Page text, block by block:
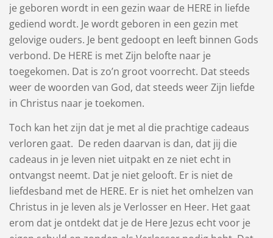
je geboren wordt in een gezin waar de HERE in liefde
gediend wordt. Je wordt geboren in een gezin met
gelovige ouders. Je bent gedoopt en leeft binnen Gods
verbond. De HERE is met Zijn belofte naar je
toegekomen. Dat is zo’n groot voorrecht. Dat steeds
weer de woorden van God, dat steeds weer Zijn liefde
in Christus naar je toekomen.
Toch kan het zijn dat je met al die prachtige cadeaus
verloren gaat. De reden daarvan is dan, dat jij die
cadeaus in je leven niet uitpakt en ze niet echt in
ontvangst neemt. Dat je niet gelooft. Er is niet de
liefdesband met de HERE. Er is niet het omhelzen van
Christus in je leven als je Verlosser en Heer. Het gaat
erom dat je ontdekt dat je de Here Jezus echt voor je